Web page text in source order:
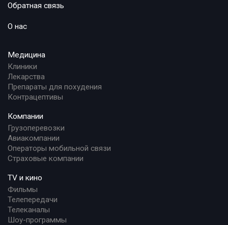
Обратная связь
О нас
Медицина
Клиники
Лекарства
Препараты для похудения
Контрацептивы
Компании
Грузоперевозки
Авиакомпании
Операторы мобильной связи
Страховые компании
TV и кино
Фильмы
Телепередачи
Телеканалы
Шоу-программы